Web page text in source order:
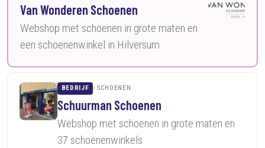
Van Wonderen Schoenen
Webshop met schoenen in grote maten en
een schoenenwinkel in Hilversum
BEDRIJF SCHOENEN
Schuurman Schoenen
Webshop met schoenen in grote maten en
37 schoenenwinkels